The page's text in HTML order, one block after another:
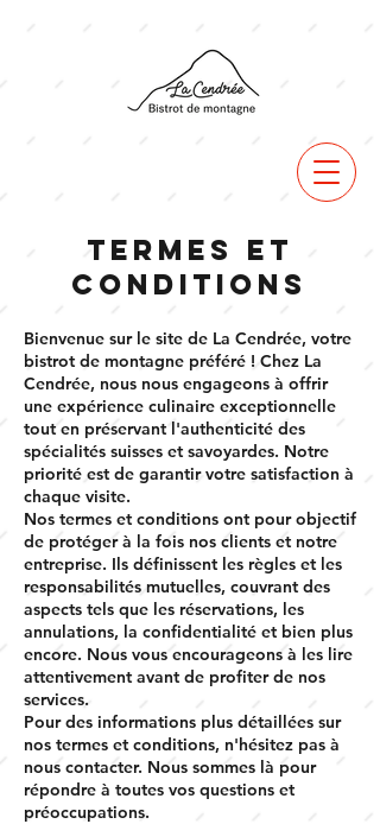
Termes et
conditions
Bienvenue sur le site de La Cendrée, votre
bistrot de montagne préféré ! Chez La
Cendrée, nous nous engageons à offrir
une expérience culinaire exceptionnelle
tout en préservant l'authenticité des
spécialités suisses et savoyardes. Notre
priorité est de garantir votre satisfaction à
chaque visite.
Nos termes et conditions ont pour objectif
de protéger à la fois nos clients et notre
entreprise. Ils définissent les règles et les
responsabilités mutuelles, couvrant des
aspects tels que les réservations, les
annulations, la confidentialité et bien plus
encore. Nous vous encourageons à les lire
attentivement avant de profiter de nos
services.
Pour des informations plus détaillées sur
nos termes et conditions, n'hésitez pas à
nous contacter. Nous sommes là pour
répondre à toutes vos questions et
préoccupations.